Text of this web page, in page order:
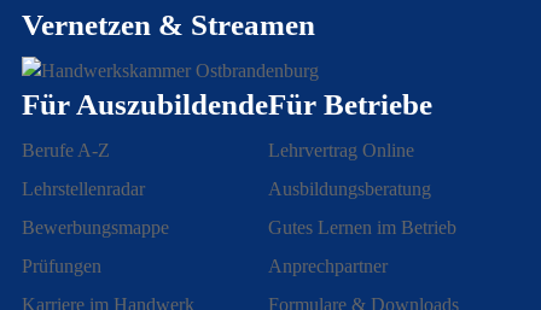
Vernetzen & Streamen
Für Auszubildende
Berufe A-Z
Lehrstellenradar
Bewerbungsmappe
Prüfungen
Karriere im Handwerk
Für Betriebe
Lehrvertrag Online
Ausbildungsberatung
Gutes Lernen im Betrieb
Anprechpartner
Formulare & Downloads